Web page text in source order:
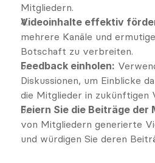
Mitgliedern.
Videoinhalte effektiv
mehrere Kanäle und
Botschaft zu verbreiten.
Feedback einholen:
Diskussionen, um Einblicke
die Mitglieder in zukünftigen
Feiern Sie die Beiträge der
von Mitgliedern generierte
und würdigen Sie deren